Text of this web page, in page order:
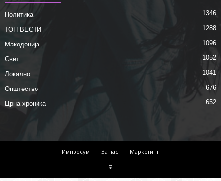
Политика 1346
ТОП ВЕСТИ 1288
Македонија 1096
Свет 1052
Локално 1041
Општество 676
Црна хроника 652
Импресум За нас
Маркетинг
©